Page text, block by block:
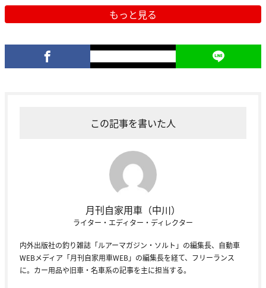
もっと見る
この記事を書いた人
月刊自家用車（中川）
ライター・エディター・ディレクター
内外出版社の釣り雑誌「ルアーマガジン・ソルト」の編集長、自動車
WEBメディア「月刊自家用車WEB」の編集長を経て、フリーランス
に。カー用品や旧車・名車系の記事を主に担当する。